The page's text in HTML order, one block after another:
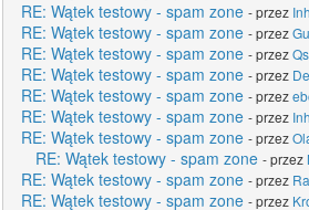
RE: Wątek testowy - spam zone - przez
RE: Wątek testowy - spam zone - przez
RE: Wątek testowy - spam zone - przez
RE: Wątek testowy - spam zone - przez
RE: Wątek testowy - spam zone - przez
RE: Wątek testowy - spam zone - przez
RE: Wątek testowy - spam zone - przez
RE: Wątek testowy - spam zone - przez
RE: Wątek testowy - spam zone - przez
RE: Wątek testowy - spam zone - przez